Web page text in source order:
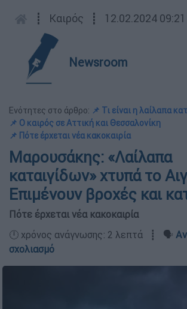
┋ Καιρός ┋ 12.02.2024 09:21
Newsroom
Ενότητες στο άρθρο: 📌 Τι είναι η λαίλαπα
📌 Ο καιρός σε Αττική και Θεσσαλονίκη
📌 Πότε έρχεται νέα κακοκαιρία
Μαρουσάκης: «Λαίλαπα
καταιγίδων» χτυπά το
Επιμένουν βροχές και
Πότε έρχεται νέα κακοκαιρία
🕛 χρόνος ανάγνωσης: 2 λεπτά ┋ 🗣️
σχολιασμό